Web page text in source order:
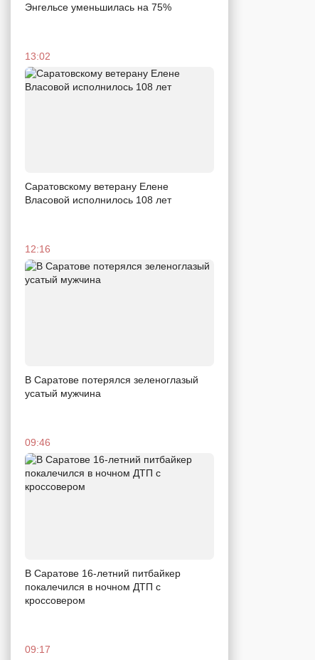
Энгельсе уменьшилась на 75%
13:02
Саратовскому ветерану Елене
Власовой исполнилось 108 лет
12:16
В Саратове потерялся зеленоглазый
усатый мужчина
09:46
В Саратове 16-летний питбайкер
покалечился в ночном ДТП с
кроссовером
09:17